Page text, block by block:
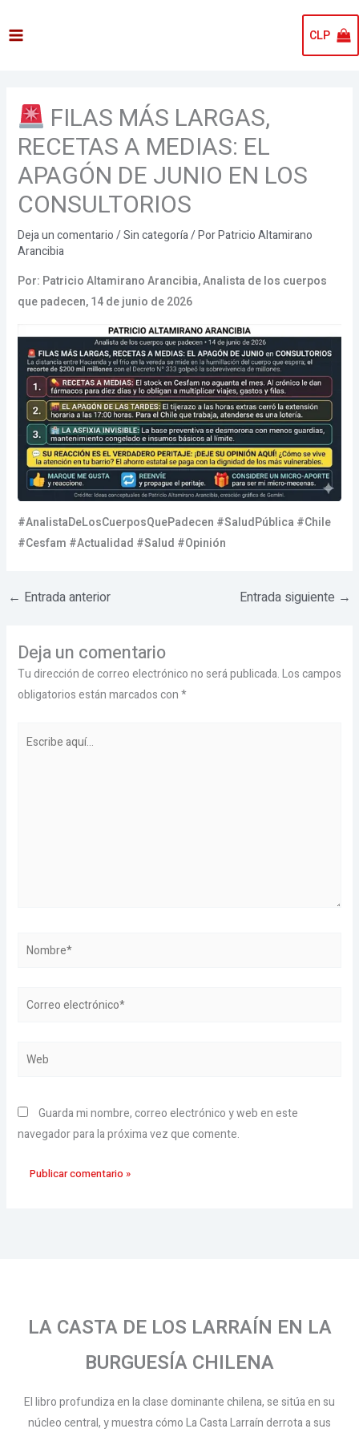
CLP
FILAS MÁS LARGAS,
RECETAS A MEDIAS: EL
APAGÓN DE JUNIO EN LOS
CONSULTORIOS
Deja un comentario/Sin categoría/ PorPatricio Altamirano
Arancibia
Por: Patricio Altamirano Arancibia, Analista de los cuerpos
que padecen, 14 de junio de 2026
#AnalistaDeLosCuerposQuePadecen #SaludPública #Chile
#Cesfam #Actualidad #Salud #Opinión
← Entrada anterior Entrada siguiente →
Deja un comentario
Tu dirección de correo electrónico no será publicada.Los campos
obligatorios están marcados con*
Nombre*
Correo
Web
Guarda mi nombre, correo electrónico y web en este
navegador para la próxima vez que comente.
LA CASTA DE LOS LARRAÍN EN LA
BURGUESÍA CHILENA
El libro profundiza en la clase dominante chilena, se sitúa en su
núcleo central, y muestra cómo La Casta Larraín derrota a sus